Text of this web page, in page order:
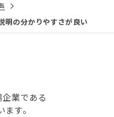
明の分かりやすさが良い
業である
す。